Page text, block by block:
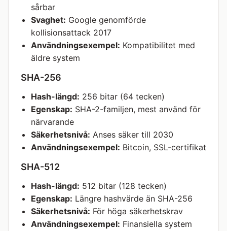
sårbar
Svaghet: Google genomförde
kollisionsattack 2017
Användningsexempel: Kompatibilitet med
äldre system
SHA-256
Hash-längd: 256 bitar (64 tecken)
Egenskap: SHA-2-familjen, mest använd för
närvarande
Säkerhetsnivå: Anses säker till 2030
Användningsexempel: Bitcoin, SSL-certifikat
SHA-512
Hash-längd: 512 bitar (128 tecken)
Egenskap: Längre hashvärde än SHA-256
Säkerhetsnivå: För höga säkerhetskrav
Användningsexempel: Finansiella system